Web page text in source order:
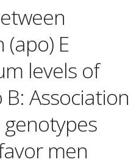
E
levels of
Association
men